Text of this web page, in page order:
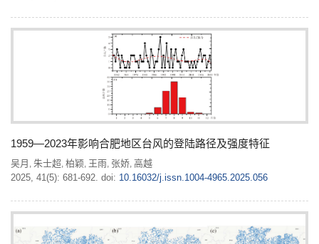
1959—2023年影响合肥地区台风的登陆路径及强度特征
吴月 , 朱士超, 柏颖, 王雨, 张娇, 高越
2025, 41(5): 681-692. doi: 10.16032/j.issn.1004-4965.2025.056